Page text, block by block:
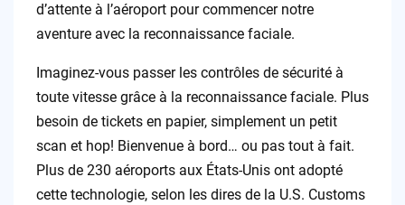
d’attente à l’aéroport pour commencer notre
aventure avec la reconnaissance faciale.
Imaginez-vous passer les contrôles de sécurité à
toute vitesse grâce à la reconnaissance faciale. Plus
besoin de tickets en papier, simplement un petit
scan et hop! Bienvenue à bord… ou pas tout à fait.
Plus de 230 aéroports aux États-Unis ont adopté
cette technologie, selon les dires de la U.S. Customs